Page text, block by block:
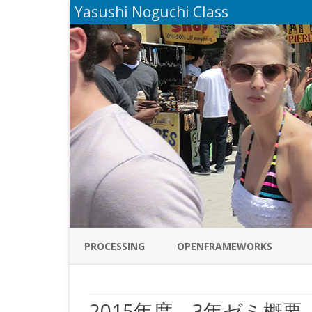
Yasushi Noguchi Class
PROCESSING OPENFRAMEWORKS